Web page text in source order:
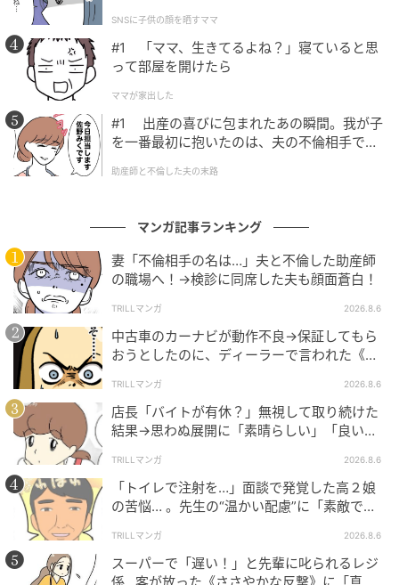
SNSに子供の顔を晒すママ
#1 「ママ、生きてるよね？」寝ていると思
って部屋を開けたら
ママが家出した
#1 出産の喜びに包まれたあの瞬間。我が子
を一番最初に抱いたのは、夫の不倫相手でし
助産師と不倫した夫の末路
マンガ記事ランキング
妻「不倫相手の名は…」夫と不倫した助産師
の職場へ！→検診に同席した夫も顔面蒼白！
TRILLマンガ 2026.8.6
中古車のカーナビが動作不良→保証してもら
おうとしたのに、ディーラーで言われた《事
TRILLマンガ 2026.8.6
店長「バイトが有休？」無視して取り続けた
結果→思わぬ展開に「素晴らしい」「良いこ
TRILLマンガ 2026.8.6
「トイレで注射を…」面談で発覚した高２娘
の苦悩… 。先生の“温かい配慮”に「素敵です
TRILLマンガ 2026.8.6
スーパーで「遅い！」と先輩に叱られるレジ